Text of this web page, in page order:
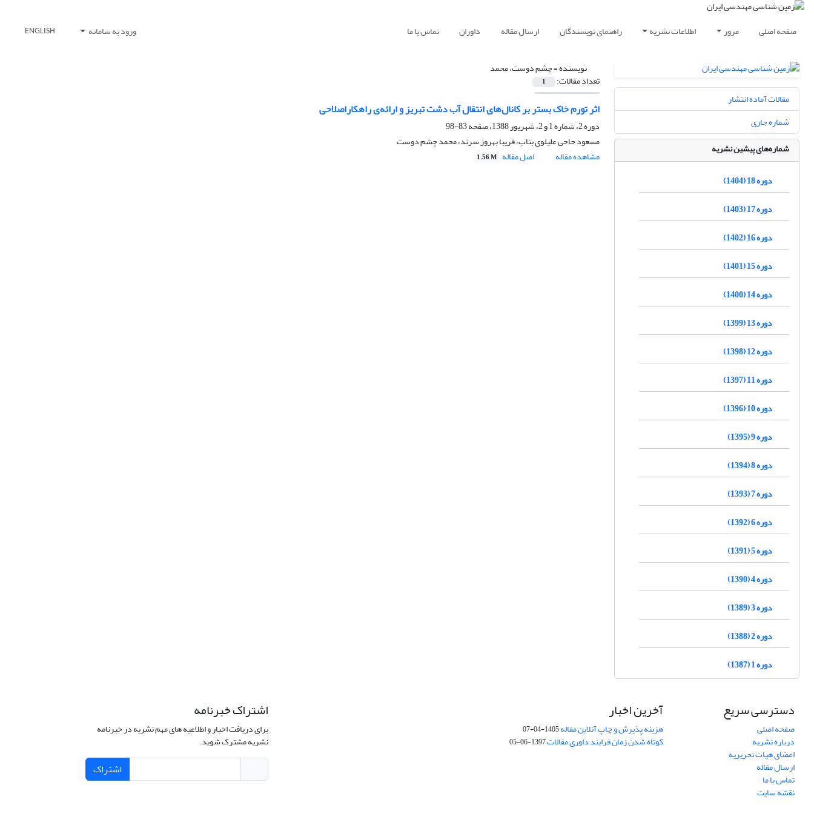
صفحه اصلی مرور اطلاعات نشریه راهنمای نویسندگان ارسال مقاله داوران تماس با ما ورود به سامانه ENGLISH
نویسنده =چشم دوست، محمد
تعداد مقالات: 1
اثر تورم خاک بستر بر کانال‌های انتقال آب دشت تبریز و ارائه‌ی راهکاراصلاحی
دوره 2، شماره 1 و 2، شهریور 1388، صفحه
83-98
مسعود حاجی علیلوی بناب، فریبا بهروز سرند، محمد چشم دوست
مشاهده مقاله
اصل مقاله 1.56 M
مقالات آماده انتشار
شماره جاری
شماره‌های پیشین نشریه
دوره 18 (1404)
دوره 17 (1403)
دوره 16 (1402)
دوره 15 (1401)
دوره 14 (1400)
دوره 13 (1399)
دوره 12 (1398)
دوره 11 (1397)
دوره 10 (1396)
دوره 9 (1395)
دوره 8 (1394)
دوره 7 (1393)
دوره 6 (1392)
دوره 5 (1391)
دوره 4 (1390)
دوره 3 (1389)
دوره 2 (1388)
دوره 1 (1387)
دسترسی سریع
صفحه اصلی
درباره نشریه
اعضای هیات تحریریه
ارسال مقاله
تماس با ما
نقشه سایت
آخرین اخبار
هزینه پذیرش و چاپ آنلاین مقاله1405-04-07
کوتاه شدن زمان فرایند داوری مقالات1397-06-05
اشتراک خبرنامه
برای دریافت اخبار و اطلاعیه های مهم نشریه در خبرنامه
نشریه مشترک شوید.
اشتراک